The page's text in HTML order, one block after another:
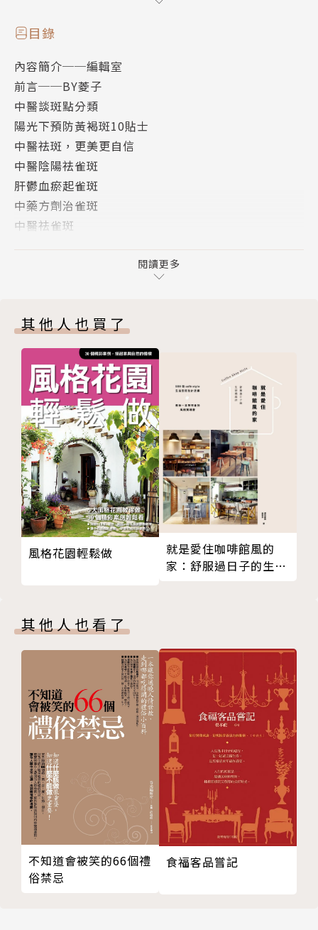
白芷是古老的美容中藥之一。原汁原味的白芷水煎劑能
延緩皮膚衰老，使肌膚潤澤、光滑，呈現出水一樣的靈
本書是以中醫祛斑為主，介紹中醫、中藥、藥膳進行調
理，達到美白祛斑，天然的藥材、食材，這才是從養生
到養顏的祛斑王道。
目錄
內容簡介──編輯室
前言──BY菱子
中醫談斑點分類
陽光下預防黃褐斑10貼士
中醫祛斑，更美更自信
中醫陰陽祛雀斑
肝鬱血瘀起雀斑
中藥方劑治雀斑
中醫祛雀斑
祛斑面膜中藥有效方法
中醫美容祛斑
中醫調治面黃色斑
驅走雀斑，中醫小偏方
生活中快速祛斑的方法
中醫美容食物祛斑
快速祛斑，不反彈中醫祛斑秘方
中藥祛斑的方法
去除雀斑食療偏方
祛斑首選藥膳食譜
中醫按摩治療雀斑
中藥祛除黃褐斑
中醫治療黃褐斑
女人祛斑新招，調理內分泌法
趕走黃褐斑中醫針灸食療
中醫中藥解除女性黃褐斑
中藥神奇幫你祛除黃褐斑
黃褐斑治療應內外因相結合調理
祛黃褐斑
版權頁
閱讀更多
其他人也買了
風格花園輕鬆做
就是愛住咖啡館風的
家：舒服過日子的生活
其他人也看了
不知道會被笑的66個禮
俗禁忌
食福客品嘗記